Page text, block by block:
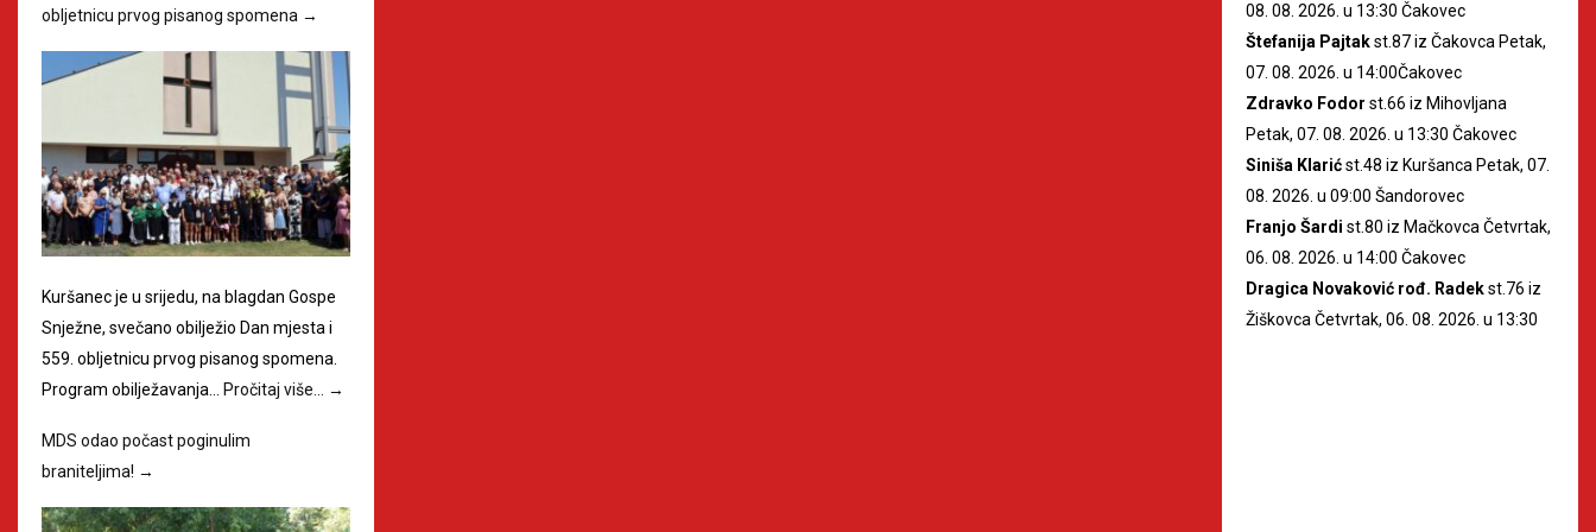
obljetnicu prvog pisanog spomena →
Kuršanec je u srijedu, na blagdan Gospe
Snježne, svečano obilježio Dan mjesta i
559. obljetnicu prvog pisanog spomena.
Program obilježavanja…
Pročitaj više… →
MDS odao počast poginulim
braniteljima! →
08. 08. 2026. u 13:30 Čakovec
Štefanija Pajtakst.87 iz Čakovca Petak,
07. 08. 2026. u 14:00Čakovec
Zdravko Fodor st.66 iz Mihovljana
Petak, 07. 08. 2026. u 13:30 Čakovec
Siniša Klarićst.48 iz Kuršanca Petak, 07.
08. 2026. u 09:00 Šandorovec
Franjo Šardi st.80 iz Mačkovca Četvrtak,
06. 08. 2026. u 14:00 Čakovec
Dragica Novaković rođ. Radekst.76 iz
Žiškovca Četvrtak, 06. 08. 2026. u 13:30